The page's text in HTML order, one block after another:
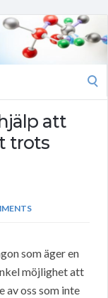
att
trots
som äger en
möjlighet att
av oss som inte